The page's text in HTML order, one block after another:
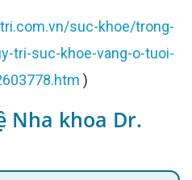
suc-khoe/trong-
tri-suc-khoe-vang-o-tuoi-
)
Nha khoa Dr.